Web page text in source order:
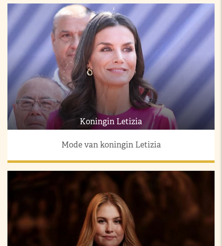
Koningin Letizia
Mode van koningin Letizia